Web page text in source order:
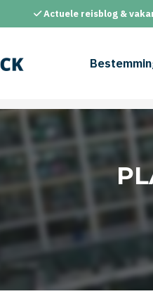
Actuele reisblog &